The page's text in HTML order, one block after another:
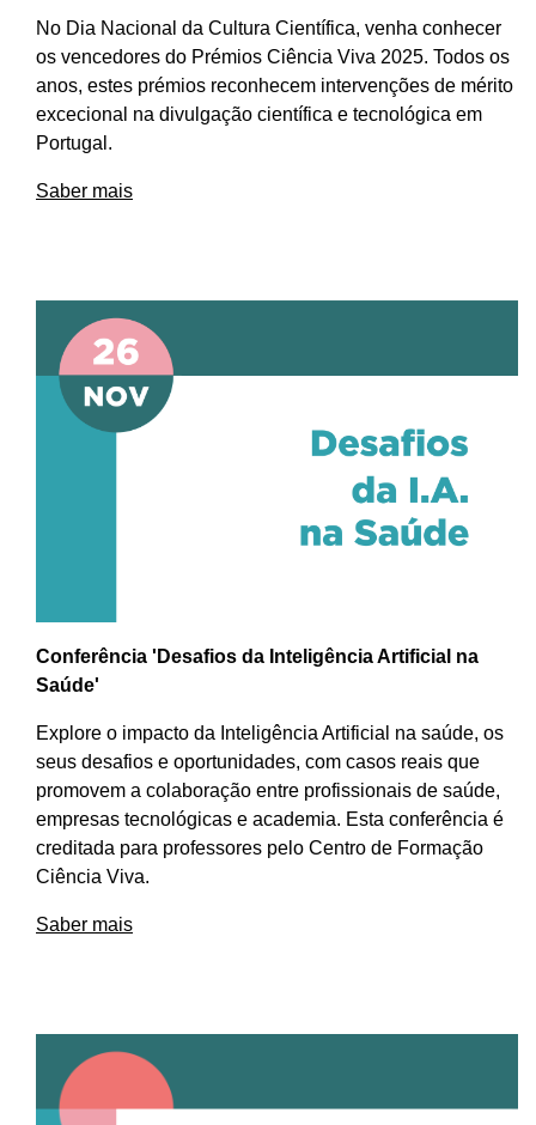
No Dia Nacional da Cultura Científica, venha conhecer
os vencedores do Prémios Ciência Viva 2025. Todos os
anos, estes prémios reconhecem intervenções de mérito
excecional na divulgação científica e tecnológica em
Portugal.
Saber mais
Conferência 'Desafios da Inteligência Artificial na
Saúde'
Explore o impacto da Inteligência Artificial na saúde, os
seus desafios e oportunidades, com casos reais que
promovem a colaboração entre profissionais de saúde,
empresas tecnológicas e academia. Esta conferência é
creditada para professores pelo Centro de Formação
Ciência Viva.
Saber mais